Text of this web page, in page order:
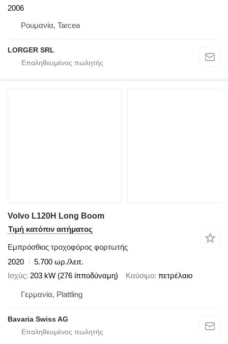
2006
Ρουμανία, Tarcea
LORGER SRL
Volvo L120H Long Boom
Τιμή κατόπιν αιτήματος
Εμπρόσθιος τροχοφόρος φορτωτής
2020
5.700 ωρ./λειτ.
Ισχύς 203 kW (276 ίπποδύναμη) Καύσιμο πετρέλαιο
Γερμανία, Plattling
Bavaria Swiss AG